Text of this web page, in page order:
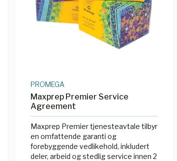
PROMEGA
Maxprep Premier Service
Agreement
Maxprep Premier tjenesteavtale tilbyr
en omfattende garanti og
forebyggende vedlikehold, inkludert
deler, arbeid og stedlig service innen 2